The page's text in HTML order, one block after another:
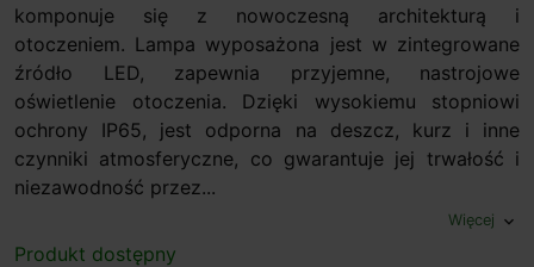
komponuje się z nowoczesną architekturą i
otoczeniem. Lampa wyposażona jest w zintegrowane
źródło LED, zapewnia przyjemne, nastrojowe
oświetlenie otoczenia. Dzięki wysokiemu stopniowi
ochrony IP65, jest odporna na deszcz, kurz i inne
czynniki atmosferyczne, co gwarantuje jej trwałość i
niezawodność przez...
Więcej expand_more
Produkt dostępny